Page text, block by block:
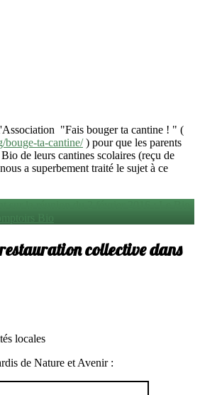
"Fais bouger ta cantine ! " (
ta-cantine/) pour que les parents
de leurs cantines scolaires (reçu de
a superbement traité le sujet à ce
collective dans
locales
de Nature et Avenir :